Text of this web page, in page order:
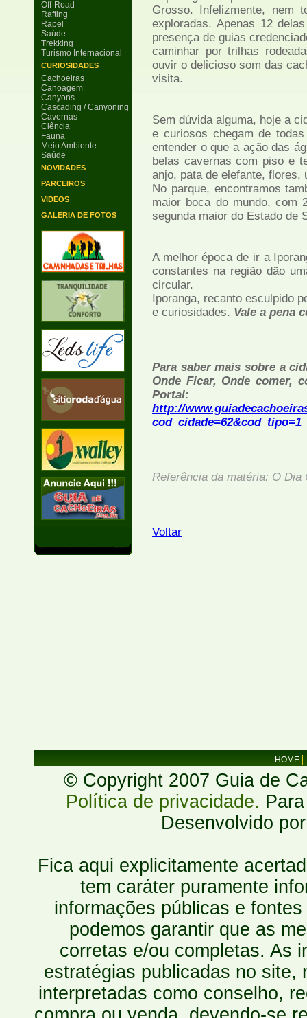
Off-Road
Rafting
Rapel
Saúde
Trekking
Turismo Internacional
CURIOSIDADES
Cachoeiras
Canoagem
Canyons
Cascading / Canyoning
Cavernas
Ciência
Fauna
Meio Ambiente
Saúde
NOVIDADES
PARCEIROS
VIDEOS
GALERIA DE FOTOS
Grosso. Infelizmente, nem
exploradas. Apenas 12
presença de guias
caminhar por trilhas
ouvir o delicioso som das
visita.
Sem dúvida alguma, hoje a
e curiosos chegam de
entender o que a ação das
belas cavernas com piso e
anjo, pata de elefante, flores,
No parque, encontramos
maior boca do mundo, com
segunda maior do Estado de
A melhor época de ir a
constantes na região dão
circular.
Iporanga, recanto esculpido
e curiosidades. Vale a pena
Para saber mais sobre a
Onde Ficar, Onde comer,
Portal:
http://
cod_cidade=62&cod_tipo=1
Referência da matéria: O Dia
Voltar
HOME
© Copyright 2007 Guia de
Política de privacidade.
Desenvolvido
Fica aqui explicitamente
tem caráter puramente
informações públicas e
podemos garantir que as
corretas e/ou completas. As
estratégias publicadas no site,
interpretadas como conselho,